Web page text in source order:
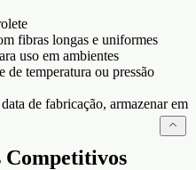
fibras longas e uniformes
uso em ambientes
de temperatura ou pressão
de fabricação, armazenar em
Competitivos